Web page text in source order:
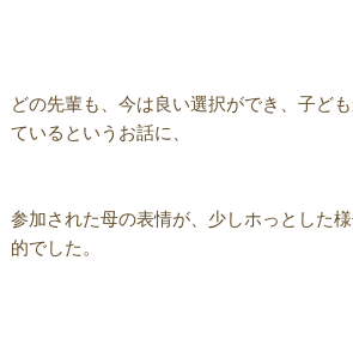
どの先輩も、今は良い選択ができ、子ど
ているというお話に、
参加された母の表情が、少しホっとした
的でした。